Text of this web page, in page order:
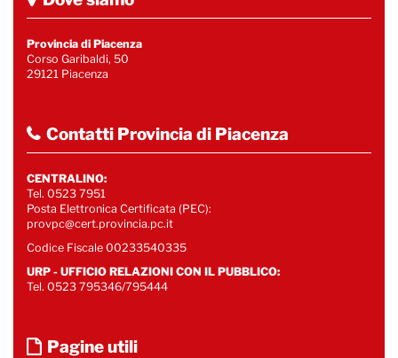
Provincia di Piacenza
Corso Garibaldi, 50
29121 Piacenza
Contatti Provincia di Piacenza
CENTRALINO:
Tel. 0523 7951
Posta Elettronica Certificata (PEC):
provpc@cert.provincia.pc.it
Codice Fiscale 00233540335
URP - UFFICIO RELAZIONI CON IL PUBBLICO:
Tel. 0523 795346/795444
Pagine utili